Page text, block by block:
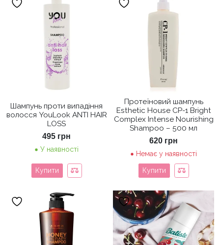
Шампунь проти випадіння
волосся YouLook ANTI HAIR
LOSS
495 грн
У наявності
Купити
Протеїновий шампунь
Esthetic House CP-1 Bright
Complex Intense Nourishing
Shampoo – 500 мл
620 грн
Немає у наявності
Купити